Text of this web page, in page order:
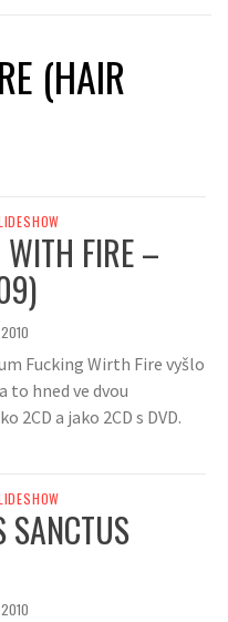
(HAIR
WITH FIRE –
Fucking Wirth Fire vyšlo
to hned ve dvou
2CD a jako 2CD s DVD.
SANCTUS